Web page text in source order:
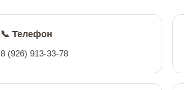
📞 Телефон
8 (926) 913-33-78